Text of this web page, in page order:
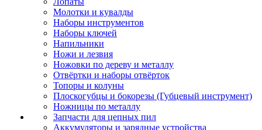
Молотки и кувалды
Наборы инструментов
Наборы ключей
Напильники
Ножи и лезвия
Ножовки по дереву и металлу
Отвёртки и наборы отвёрток
Топоры и колуны
Плоскогубцы и бокорезы (Губцевый инструмент)
Ножницы по металлу
Запчасти для цепных пил
Аккумуляторы и зарядные устройства